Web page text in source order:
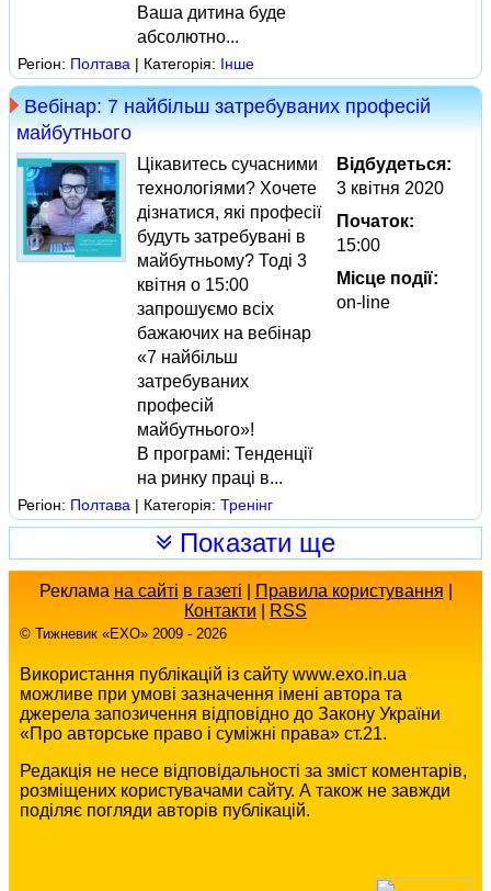
Ваша дитина буде
абсолютно...
Регіон: Полтава | Категорія: Інше
Вебінар: 7 найбільш затребуваних професій
майбутнього
Цікавитесь сучасними
технологіями? Хочете
дізнатися, які професії
будуть затребувані в
майбутньому? Тоді 3
квітня о 15:00
запрошуємо всіх
бажаючих на вебінар
«7 найбільш
затребуваних
професій
майбутнього»!
В програмі: Тенденції
на ринку праці в...
Відбудеться:
3 квітня 2020
Початок:
15:00
Місце події:
on-line
Регіон: Полтава | Категорія: Тренінг
Показати ще
Реклама на сайті в газеті Правила користування
Контакти
RSS
© Тижневик «EХO» 2009 - 2026
Використання публікацій із сайту www.exo.in.ua
можливе при умові зазначення імені автора та
джерела запозичення відповідно до Закону України
«Про авторське право і суміжні права» ст.21.
Редакція не несе відповідальності за зміст коментарів,
розміщених користувачами сайту. А також не завжди
поділяє погляди авторів публікацій.